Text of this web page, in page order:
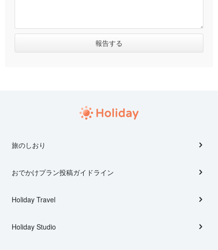
旅のしおり
おでかけプラン投稿ガイドライン
Holiday Travel
Holiday Studio